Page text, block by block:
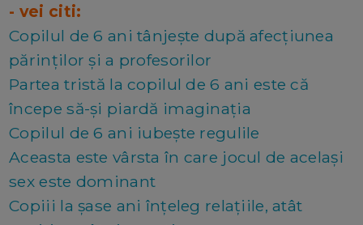
- vei citi:
Copilul de 6 ani tânjește după afecțiunea
părinților și a profesorilor
Partea tristă la copilul de 6 ani este că
începe să-și piardă imaginația
Copilul de 6 ani iubește regulile
Aceasta este vârsta în care jocul de același
sex este dominant
Copiii la șase ani înțeleg relațiile, atât